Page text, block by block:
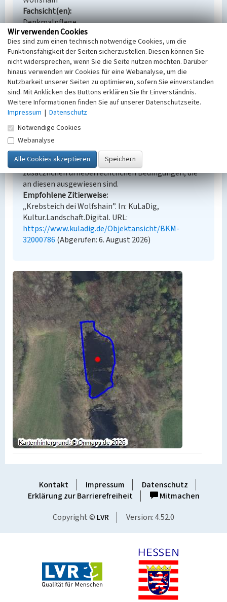
Fachsicht(en)
Denkmalpflege
Erfassungsmaßstab
Keine Angabe
Erfassungsmethode
Übernahme aus externer Fachdatenbank
Empfohlene Zitierweise
Urheberrechtlicher Hinweis
Der hier präsentierte Inhalt steht unter der freien
Lizenz dl-by-de/2.0 (Namensnennung). Die
angezeigten Medien unterliegen möglicherweise
zusätzlichen urheberrechtlichen Bedingungen, die
an diesen ausgewiesen sind.
Empfohlene Zitierweise
„Krebsteich dei Wolfshain”. In: KuLaDig,
Kultur.Landschaft.Digital. URL:
https://www.kuladig.de/Objektansicht/BKM-
32000786 (Abgerufen: 6. August 2026)
Kontakt Impressum
Datenschutz
Erklärung zur Barrierefreiheit
Mitmachen
Copyright © LVR Version: 4.52.0
Wir verwenden Cookies
Dies sind zum einen technisch notwendige Cookies, um die
Funktionsfähigkeit der Seiten sicherzustellen. Diesen können Sie
nicht widersprechen, wenn Sie die Seite nutzen möchten. Darüber
hinaus verwenden wir Cookies für eine Webanalyse, um die
Nutzbarkeit unserer Seiten zu optimieren, sofern Sie einverstanden
sind. Mit Anklicken des Buttons erklären Sie Ihr Einverständnis.
Weitere Informationen finden Sie auf unserer Datenschutzseite.
Impressum | Datenschutz
Notwendige Cookies
Webanalyse